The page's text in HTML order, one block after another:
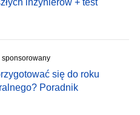
sponsorowany
się do roku
Poradnik